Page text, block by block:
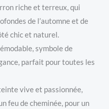
riche et terreux, qui
de l’automne et de
chic et naturel.
symbole de
parfait pour toutes les
vive et passionnée,
feu de cheminée, pour un